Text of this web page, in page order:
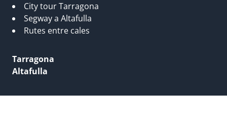
City tour Tarragona
Segway a Altafulla
Rutes entre cales
Tarragona
Altafulla